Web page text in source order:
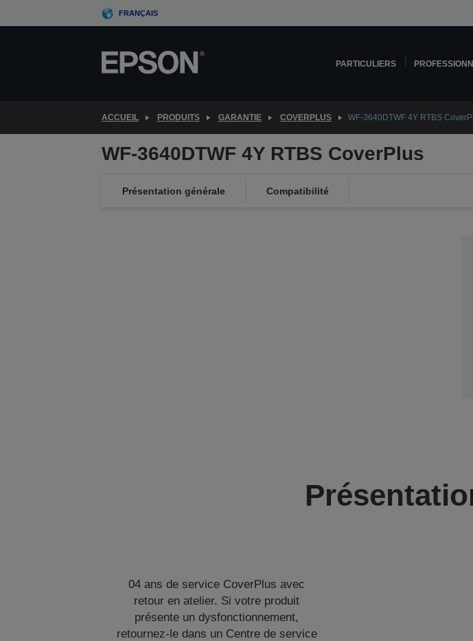
to
FRANÇAIS
PARTICULIERS
ACCUEIL PRODUITS GARANTIE COVERPLUS WF-3640DTWF 4Y RTBS
WF-3640DTWF 4Y RTBS CoverPlus
Présentation générale Compatibilité
04 ans de service CoverPlus avec
retour en atelier. Si votre produit
présente un dysfonctionnement,
retournez-le dans un Centre de service